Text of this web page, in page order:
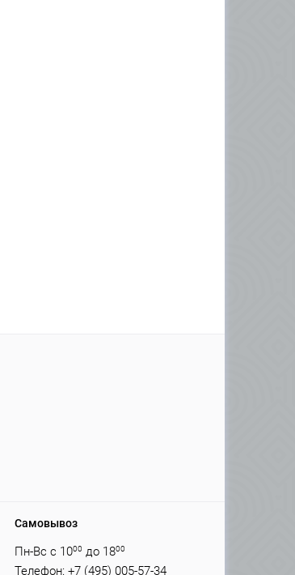
Самовывоз
Пн-Вс с 1000 до 1800
Телефон: +7 (495) 005-57-34